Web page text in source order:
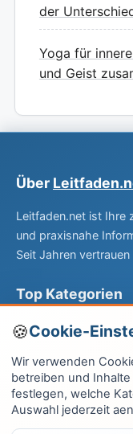
der
Yoga für
und Geist
Über
Leitfaden.net ist Ihre
und praxisnahe
Seit Jahren
Top Kategorien
Computer & EDV
Haus & Garten
Fitness &
Wissen & Lernen
Cookie-
Wir verwenden
betreiben und
festlegen, welche
Auswahl jederzeit